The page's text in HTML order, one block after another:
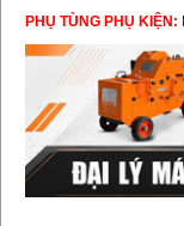
PHỤ TÙNG PHỤ KIỆN: